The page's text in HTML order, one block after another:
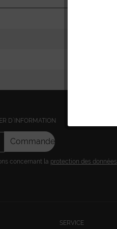
D´INFORMATION
Commandez
concernant la protection des données
SERVICE